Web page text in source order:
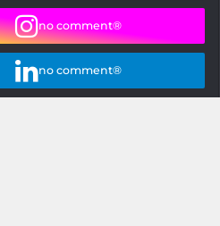
no comment®
no comment®